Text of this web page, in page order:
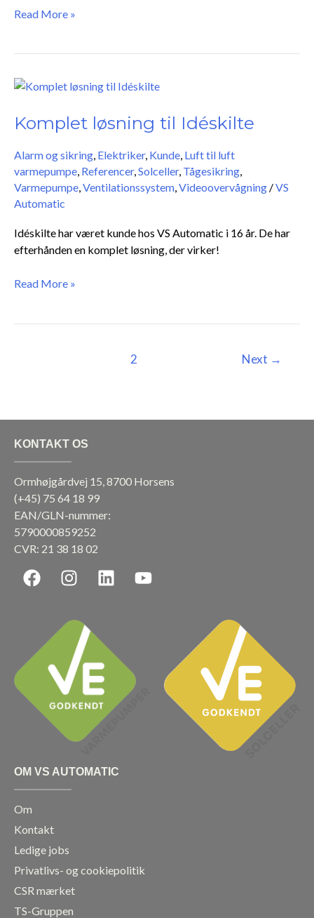
Read More »
Komplet løsning til Idéskilte
Alarm og sikring, Elektriker, Kunde, Luft til luft
varmepumpe, Referencer,Solceller, Tågesikring,
Varmepumpe,Ventilationssystem,Videoovervågning /VS
Automatic
Idéskilte har været kunde hos VS Automatic i 16 år. De har
efterhånden en komplet løsning, der virker!
Komplet
til
Read More »
2 Next →
KONTAKT OS
Ormhøjgårdvej 15, 8700 Horsens
(+45) 75 64 18 99
EAN/GLN-nummer:
5790000859252
CVR: 21 38 18 02
F
a
o
I
n
t
g
r
a
m
L
i
d
Y
o
OM VS AUTOMATIC
Om
Kontakt
Ledige jobs
Privatlivs- og cookiepolitik
CSR mærket
TS-Gruppen